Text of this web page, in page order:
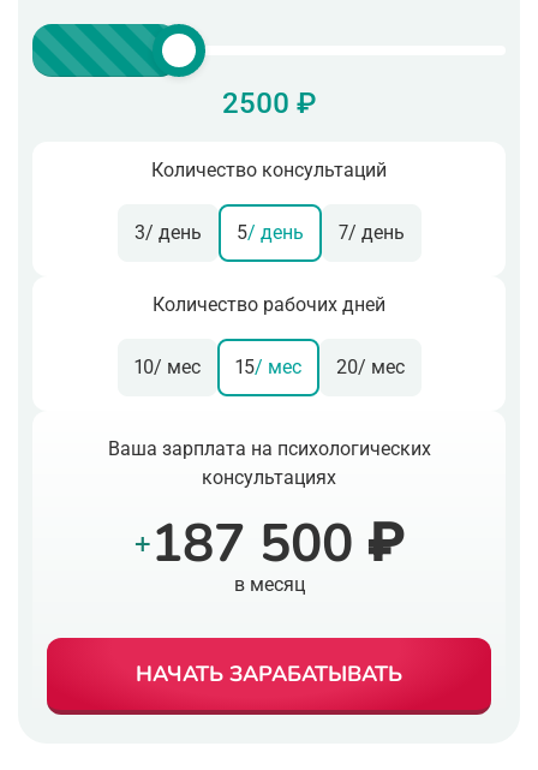
2500 ₽
Количество консультаций
3/ день 5/ день 7/ день
Количество рабочих дней
10/ мес 15/ мес 20/ мес
Ваша зарплата на психологических
консультациях
+187 500 ₽
в месяц
НАЧАТЬ ЗАРАБАТЫВАТЬ